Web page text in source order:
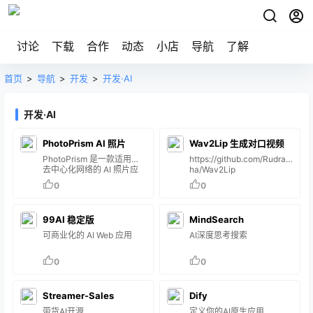
讨论 下载 合作 动态 小店 导航 了解
首页 > 导航 > 开发 > 开发·AI
开发·AI
PhotoPrism AI 照片
PhotoPrism 是一款适用于
去中心化网络的 AI 照片应
用。它利用最新技术自动标
记和查找图片，不会妨碍
能： 浏览所有照片和视频，
无需担心RAW 转换、重复
过滤器轻松找到特定图片 识
别你的家人和朋友的面孔 根
果中的实况照片上即可播放
实况照片 由于用户界面是一
0
Wav2Lip 生成对口视频
https://github.com/Rudrab
ha/Wav2Lip
0
99AI 稳定版
可商业化的 AI Web 应用
0
MindSearch
AI深度思考搜索
0
Streamer-Sales Dify